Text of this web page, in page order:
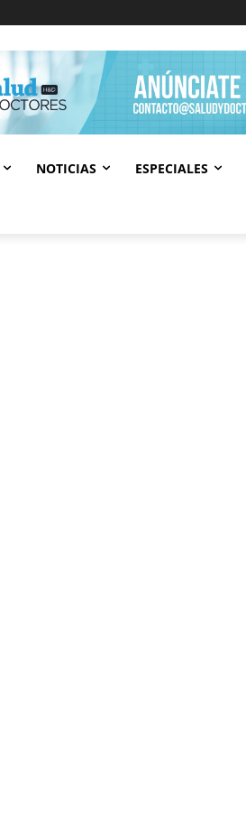
NOTICIAS ESPECIALES